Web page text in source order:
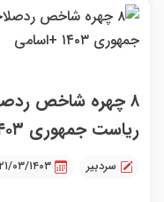
۸ چهره شاخص
ریاست جمهوری ۱۴۰۳ +اسامی
سردبیر ۲۱/۰۳/